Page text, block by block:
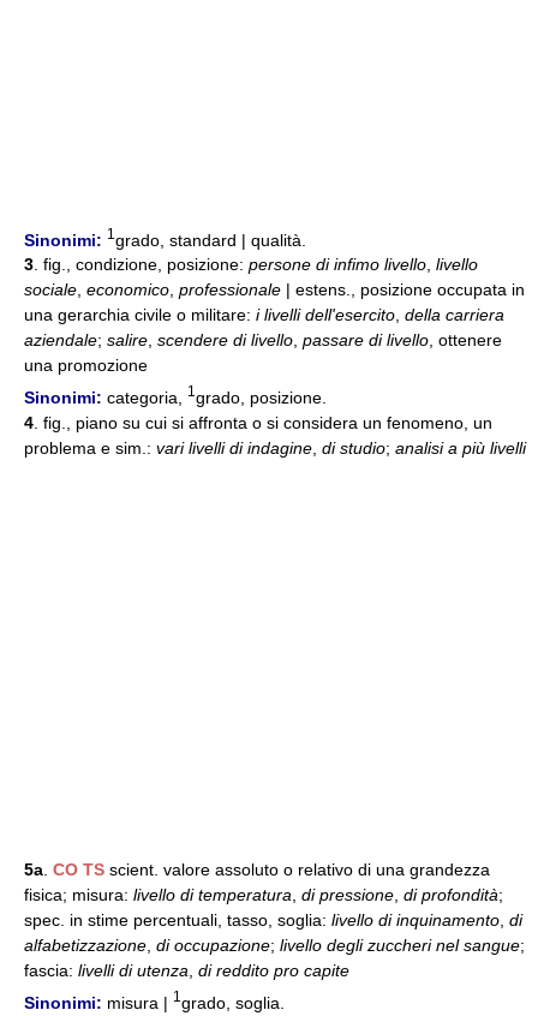
Sinonimi: 1 grado, standard | qualità.
3. fig., condizione, posizione: persone di infimo livello, livello
sociale, economico, professionale | estens., posizione occupata in
una gerarchia civile o militare: i livelli dell'esercito, della carriera
aziendale; salire, scendere di livello, passare di livello, ottenere
una promozione
Sinonimi: categoria, 1 grado, posizione.
4 . fig., piano su cui si affronta o si considera un fenomeno, un
problema e sim.: vari livelli di indagine di studio; analisi a più livelli
5a CO TS scient. valore assoluto o relativo di una grandezza
fisica; misura: livello di temperatura di pressione di profondità;
spec. in stime percentuali, tasso, soglia: livello di inquinamento di
alfabetizzazione di occupazione; livello degli zuccheri nel sangue;
fascia: livelli di utenza di reddito pro capite
Sinonimi: misura | 1 grado, soglia.